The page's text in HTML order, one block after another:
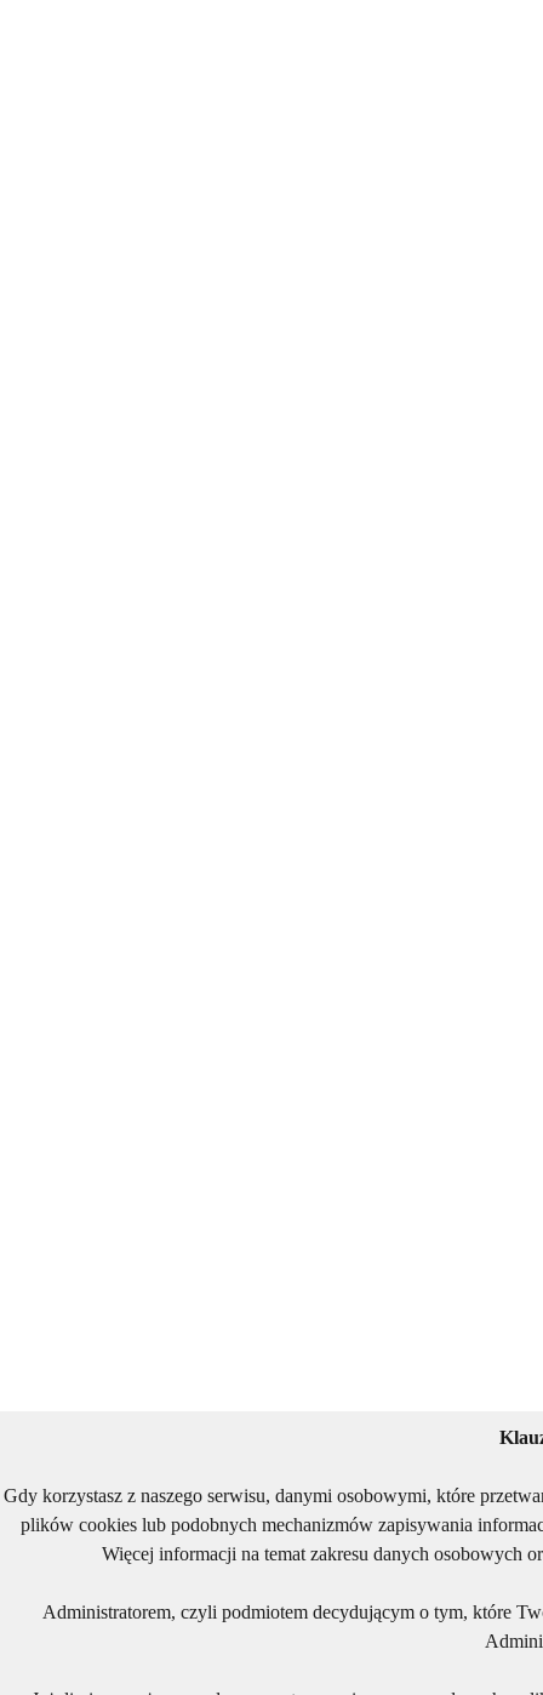
Gdy korzystasz z naszego serwisu, danymi osobowymi, które
plików cookies lub podobnych mechanizmów zapisywania
Więcej informacji na temat zakresu danych osobowych
Administratorem, czyli podmiotem decydującym o tym, które